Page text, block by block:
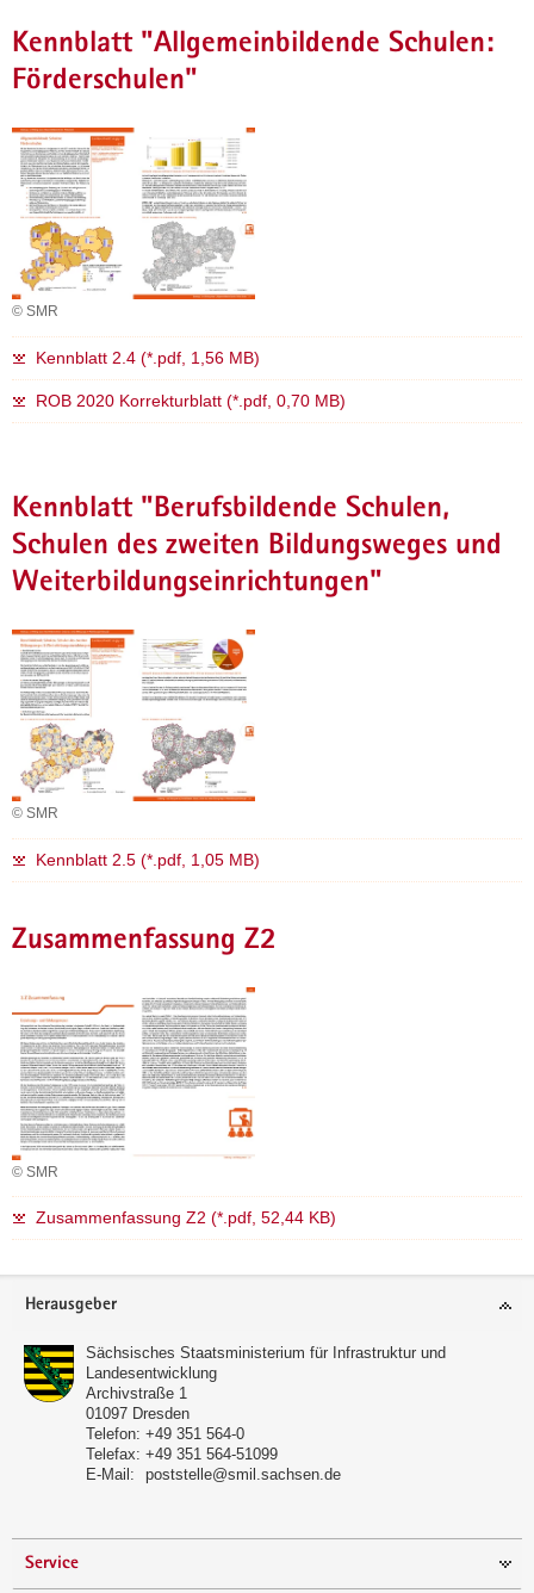
Kennblatt "Allgemeinbildende Schulen:
Förderschulen"
© SMR
Kennblatt 2.4 (*.pdf, 1,56 MB)
ROB 2020 Korrekturblatt (*.pdf, 0,70 MB)
Kennblatt "Berufsbildende Schulen,
Schulen des zweiten Bildungsweges und
Weiterbildungseinrichtungen"
© SMR
Kennblatt 2.5 (*.pdf, 1,05 MB)
Zusammenfassung Z2
© SMR
Zusammenfassung Z2 (*.pdf, 52,44 KB)
Footer-
Herausgeber
Sächsisches Staatsministerium für Infrastruktur und
Landesentwicklung
Archivstraße 1
01097 Dresden
Telefon: +49 351 564-0
Telefax: +49 351 564-51099
E-Mail:
poststelle@smil.sachsen.de
Service